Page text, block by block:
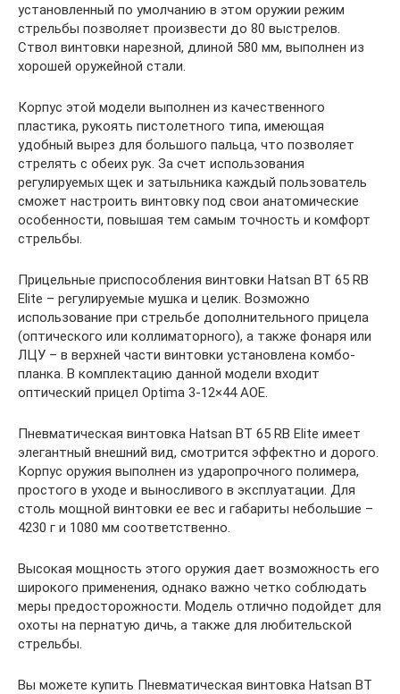
установленный по умолчанию в этом оружии режим
стрельбы позволяет произвести до 80 выстрелов.
Ствол винтовки нарезной, длиной 580 мм, выполнен из
хорошей оружейной стали.
Корпус этой модели выполнен из качественного
пластика, рукоять пистолетного типа, имеющая
удобный вырез для большого пальца, что позволяет
стрелять с обеих рук. За счет использования
регулируемых щек и затыльника каждый пользователь
сможет настроить винтовку под свои анатомические
особенности, повышая тем самым точность и комфорт
стрельбы.
Прицельные приспособления винтовки Hatsan BT 65 RB
Elite – регулируемые мушка и целик. Возможно
использование при стрельбе дополнительного прицела
(оптического или коллиматорного), а также фонаря или
ЛЦУ – в верхней части винтовки установлена комбо-
планка. В комплектацию данной модели входит
оптический прицел Optima 3-12×44 AOE.
Пневматическая винтовка Hatsan BT 65 RB Elite имеет
элегантный внешний вид, смотрится эффектно и дорого.
Корпус оружия выполнен из ударопрочного полимера,
простого в уходе и выносливого в эксплуатации. Для
столь мощной винтовки ее вес и габариты небольшие –
4230 г и 1080 мм соответственно.
Высокая мощность этого оружия дает возможность его
широкого применения, однако важно четко соблюдать
меры предосторожности. Модель отлично подойдет для
охоты на пернатую дичь, а также для любительской
стрельбы.
Вы можете купить Пневматическая винтовка Hatsan BT